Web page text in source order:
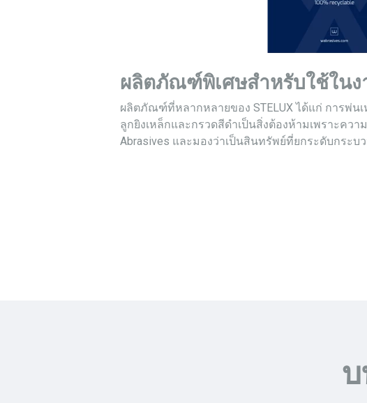
ผลิตภัณฑ์พิเศษสำหรับใช้ในง
ผลิตภัณฑ์ที่หลากหลายของ STELUX ได้แก่ การพ่น
ลูกยิงเหล็กและกรวดสีดำเป็นสิ่งต้องห้ามเพราะค
Abrasives และมองว่าเป็นสินทรัพย์ที่ยกระดับกระ